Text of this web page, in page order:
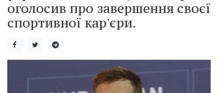
оголосив про завершення своєї
спортивної кар'єри.